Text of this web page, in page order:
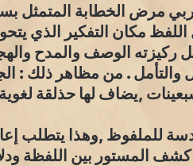
مرض الخطابة المتمثل
مكان التفكير الذي
ركيزته الوصف والمدح
والتأمل . من مظاهر ذلك :
,يضاف لها حذلقة
للملفوظ ,وهذا يتطلب
كشف المستور بين اللفظة